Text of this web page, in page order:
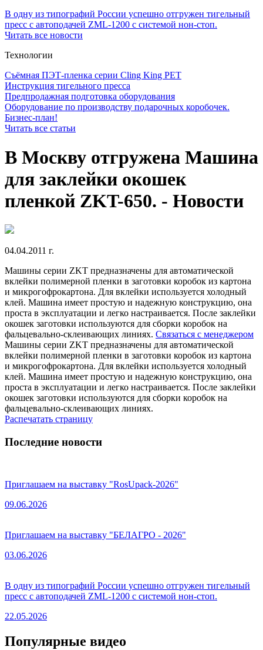
В одну из типографий России успешно отгружен тигельный
пресс с автоподачей ZML-1200 с системой нон-стоп.
Читать все новости
Технологии
Съёмная ПЭТ-пленка серии Cling King PET
Инструкция тигельного пресса
Предпродажная подготовка оборудования
Оборудование по производству подарочных коробочек.
Бизнес-план!
Читать все статьи
В Москву отгружена Машина
для заклейки окошек
пленкой ZKT-650. - Новости
04.04.2011 г.
Машины серии ZKT предназначены для автоматической
вклейки полимерной пленки в заготовки коробок из картона
и микрогофрокартона. Для вклейки используется холодный
клей. Машина имеет простую и надежную конструкцию, она
проста в эксплуатации и легко настраивается. После заклейки
окошек заготовки используются для сборки коробок на
фальцевально-склеивающих линиях. Связаться с менеджером
Машины серии ZKT предназначены для автоматической
вклейки полимерной пленки в заготовки коробок из картона
и микрогофрокартона. Для вклейки используется холодный
клей. Машина имеет простую и надежную конструкцию, она
проста в эксплуатации и легко настраивается. После заклейки
окошек заготовки используются для сборки коробок на
фальцевально-склеивающих линиях.
Распечатать страницу
Последние новости
Приглашаем на выставку "RosUpack-2026"
09.06.2026
Приглашаем на выставку "БЕЛАГРО - 2026"
03.06.2026
В одну из типографий России успешно отгружен тигельный
пресс с автоподачей ZML-1200 с системой нон-стоп.
22.05.2026
Популярные видео